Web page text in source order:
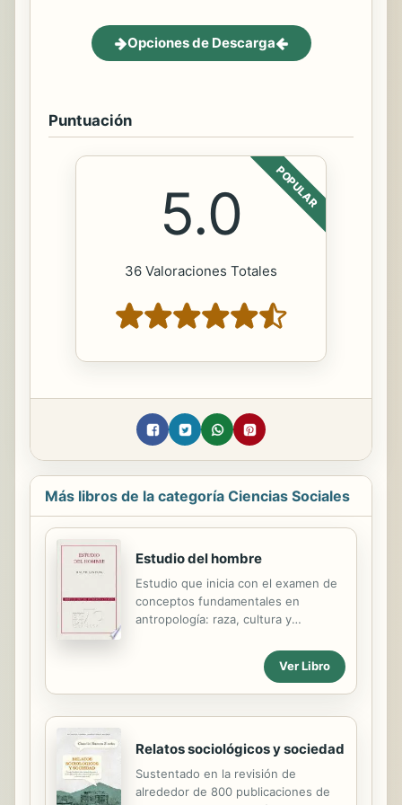
Opciones de Descarga
Puntuación
POPULAR
5.0
36 Valoraciones Totales
Más libros de la categoría Ciencias Sociales
Estudio del hombre
Estudio que inicia con el examen de
conceptos fundamentales en
antropología: raza, cultura y
diversos entrecruzamientos,
introduciéndonos a su estudio: la
mentalidad humana y los elementos
cultura y formas que asumen el
sociales.
Ver Libro
Relatos sociológicos y sociedad
Sustentado en la revisión de
alrededor de 800 publicaciones de